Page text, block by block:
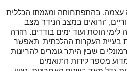
עצמה, בהתפתחותה ומגמתו הכללית
הרואים במצב הנידה מצב
הוסת ועוד ימים בודדים. חזרה
בעיית העקרות ההלכתית, תאפשר
שבין היתר גומרים להריונות
מספר לידות התואמים